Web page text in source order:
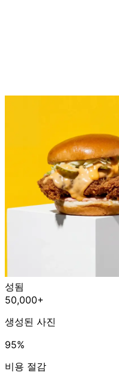
성됨
50,000+
생성된 사진
95%
비용 절감